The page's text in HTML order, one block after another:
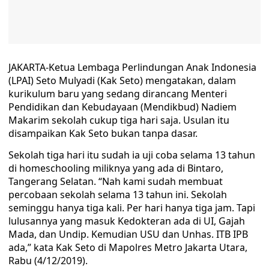
JAKARTA-Ketua Lembaga Perlindungan Anak Indonesia
(LPAI) Seto Mulyadi (Kak Seto) mengatakan, dalam
kurikulum baru yang sedang dirancang Menteri
Pendidikan dan Kebudayaan (Mendikbud) Nadiem
Makarim sekolah cukup tiga hari saja. Usulan itu
disampaikan Kak Seto bukan tanpa dasar.
Sekolah tiga hari itu sudah ia uji coba selama 13 tahun
di homeschooling miliknya yang ada di Bintaro,
Tangerang Selatan. “Nah kami sudah membuat
percobaan sekolah selama 13 tahun ini. Sekolah
seminggu hanya tiga kali. Per hari hanya tiga jam. Tapi
lulusannya yang masuk Kedokteran ada di UI, Gajah
Mada, dan Undip. Kemudian USU dan Unhas. ITB IPB
ada,” kata Kak Seto di Mapolres Metro Jakarta Utara,
Rabu (4/12/2019).